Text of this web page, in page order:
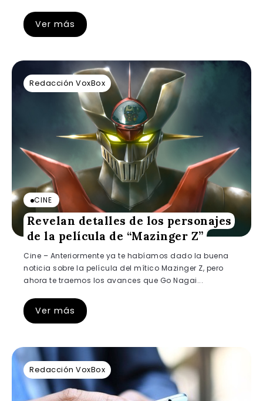
Ver más
Redacción VoxBox
CINE
Revelan detalles de los personajes
de la película de “Mazinger Z”
Cine – Anteriormente ya te habíamos dado la buena
noticia sobre la película del mítico Mazinger Z, pero
ahora te traemos los avances que Go Nagai...
Ver más
Redacción VoxBox